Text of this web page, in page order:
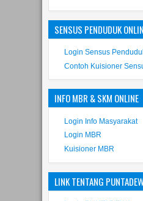
SENSUS PENDUDUK
Login Sensus
Contoh Kuisioner
INFO MBR & SKM ONLINE
Login Info Masyarakat
Login MBR
Kuisioner MBR
LINK TENTANG